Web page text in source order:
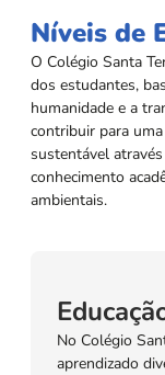
Níveis de
O Colégio Santa
dos estudantes,
humanidade e a
contribuir para
sustentável
conhecimento
ambientais.
No Colégio
aprendizado